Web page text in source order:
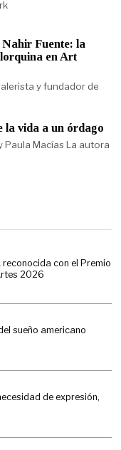
Fuente: la
en Art
y fundador de
la vida a un órdago
Paula Macías La autora
con el Premio
2026
sueño americano
de expresión,